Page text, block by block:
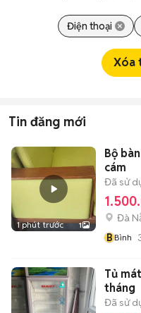
Điện thoại
Xóa
Tin đăng mới
1 phút trước 1
Bộ
cám
Đã sử
Đà
BBình
Tủ
tháng
Đã sử